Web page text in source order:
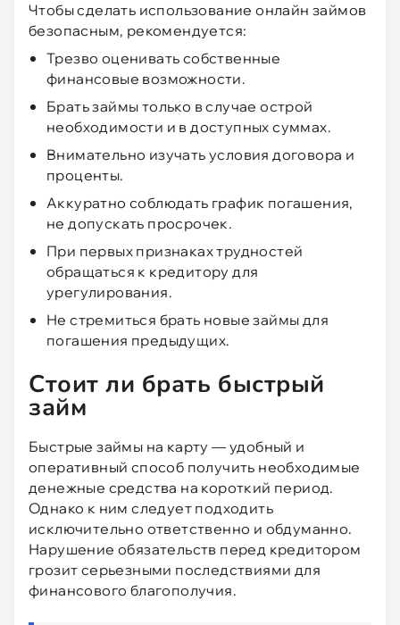
Чтобы сделать использование онлайн займов
безопасным, рекомендуется:
Трезво оценивать собственные
финансовые возможности.
Брать займы только в случае острой
необходимости и в доступных суммах.
Внимательно изучать условия договора и
проценты.
Аккуратно соблюдать график погашения,
не допускать просрочек.
При первых признаках трудностей
обращаться к кредитору для
урегулирования.
Не стремиться брать новые займы для
погашения предыдущих.
Стоит ли брать быстрый
займ
Быстрые займы на карту — удобный и
оперативный способ получить необходимые
денежные средства на короткий период.
Однако к ним следует подходить
исключительно ответственно и обдуманно.
Нарушение обязательств перед кредитором
грозит серьезными последствиями для
финансового благополучия.